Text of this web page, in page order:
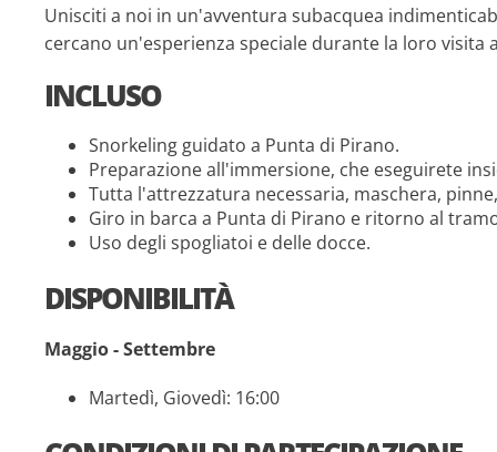
Unisciti a noi in un'avventura subacquea
cercano un'esperienza speciale durante la loro visita
INCLUSO
Snorkeling guidato a Punta di Pirano.
Preparazione all'immersione, che eseguirete
Tutta l'attrezzatura necessaria, maschera,
Giro in barca a Punta di Pirano e ritorno al
Uso degli spogliatoi e delle docce.
DISPONIBILITÀ
Maggio - Settembre
Martedì, Giovedì: 16:00